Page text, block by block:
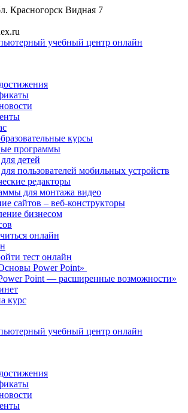
Красногорск Видная 7
курсы
программы
детей
пользователей мобильных устройств
редакторы
для монтажа видео
сайтов – веб-конструкторы
бизнесом
онлайн
тест онлайн
Power Point»
Point — расширенные возможности»
курс